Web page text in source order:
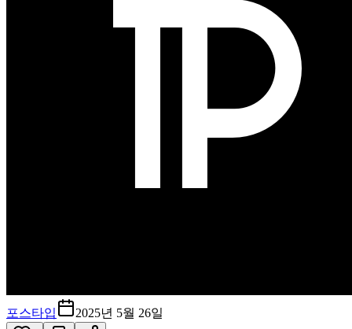
포스타입 2025년 5월 26일